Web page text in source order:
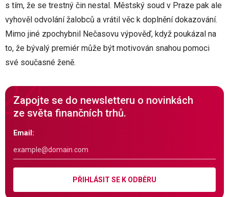
s tím, že se trestný čin nestal. Městský soud v Praze pak ale
vyhověl odvolání žalobců a vrátil věc k doplnění dokazování.
Mimo jiné zpochybnil Nečasovu výpověď, když poukázal na
to, že bývalý premiér může být motivován snahou pomoci
své současné ženě.
Zapojte se do newsletteru o novinkách
ze světa finančních trhů.
Email:
PŘIHLÁSIT SE K ODBĚRU